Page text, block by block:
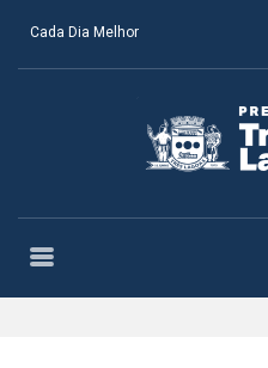
Cada Dia Melhor